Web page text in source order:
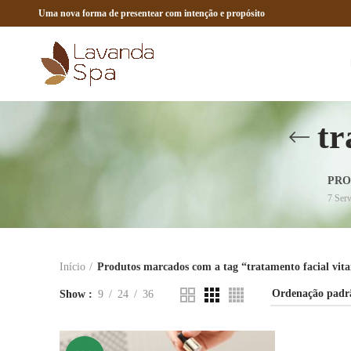
Uma nova forma de presentear com intenção e propósito
7
Início Produtos marcados com a tag “tratamento facial
Show 9 24 36